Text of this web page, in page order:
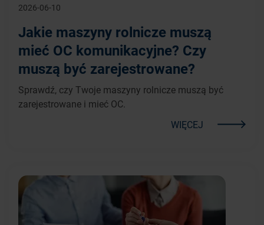
2026-06-10
Jakie maszyny rolnicze muszą
mieć OC komunikacyjne? Czy
muszą być zarejestrowane?
Sprawdź, czy Twoje maszyny rolnicze muszą być
zarejestrowane i mieć OC.
WIĘCEJ